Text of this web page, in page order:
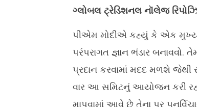
ગ્લોબલ ટ્રેડિશનલ નૉલેજ
પીએમ મોદીએ કહ્યું કે એક મુખ્ય
પરંપરાગત જ્ઞાન ભંડાર
પ્રદાન કરવામાં મદદ મળશે જેથી
વાર આ સમિટનું આયોજન કરી
માપવામાં આવે છે તેના પર